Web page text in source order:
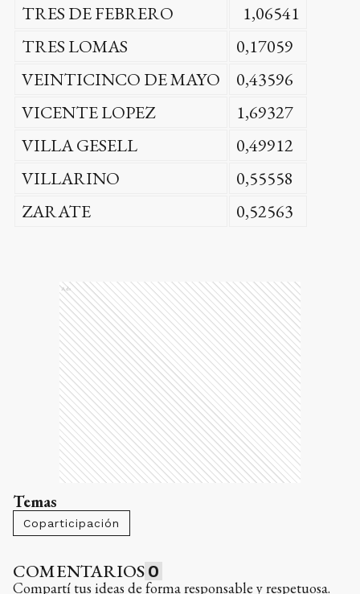
TRES DE FEBRERO
1,06541
TRES LOMAS
0,17059
VEINTICINCO DE MAYO
0,43596
VICENTE LOPEZ
1,69327
VILLA GESELL
0,49912
VILLARINO
0,55558
ZARATE
0,52563
Ads
Temas
Coparticipación
COMENTARIOS 0
Compartí tus ideas de forma responsable y respetuosa.